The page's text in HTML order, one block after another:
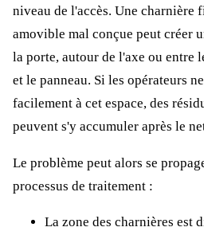
niveau de l'accès. Une charnière
amovible mal conçue peut créer
la porte, autour de l'axe ou entre
et le panneau. Si les opérateurs
facilement à cet espace, des
peuvent s'y accumuler après le
Le problème peut alors se
processus de traitement :
La zone des charnières est